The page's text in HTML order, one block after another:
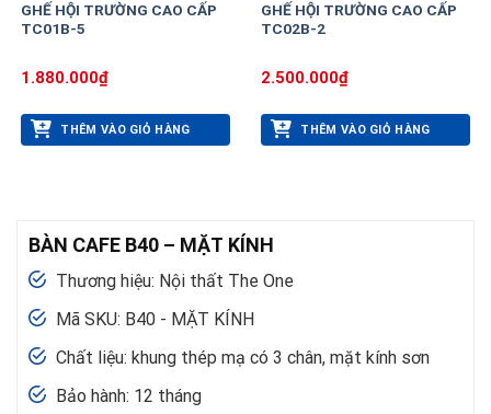
GHẾ HỘI TRƯỜNG CAO CẤP
TC01B-5
1.880.000₫
THÊM VÀO GIỎ HÀNG
GHẾ HỘI TRƯỜNG CAO CẤP
TC02B-2
2.500.000₫
THÊM VÀO GIỎ HÀNG
BÀN CAFE B40 – MẶT KÍNH
Thương hiệu: Nội thất The One
Mã SKU: B40 - MẶT KÍNH
Chất liệu: khung thép mạ có 3 chân, mặt kính sơn
Bảo hành: 12 tháng